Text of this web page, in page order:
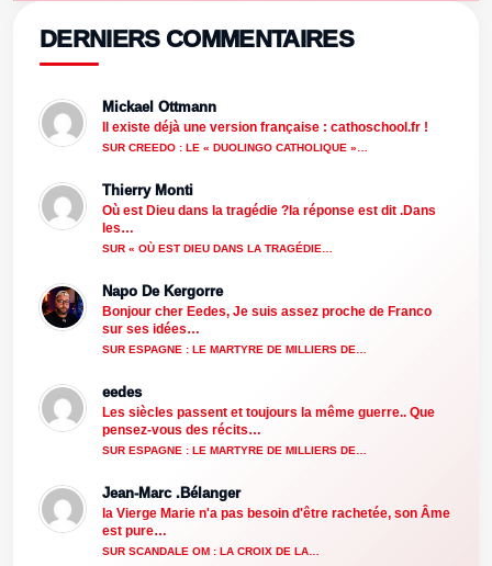
DERNIERS COMMENTAIRES
Mickael Ottmann
Il existe déjà une version française : cathoschool.fr !
SUR CREEDO : LE « DUOLINGO CATHOLIQUE »…
Thierry Monti
Où est Dieu dans la tragédie ?la réponse est dit .Dans
les…
SUR « OÙ EST DIEU DANS LA TRAGÉDIE…
Napo De Kergorre
Bonjour cher Eedes, Je suis assez proche de Franco
sur ses idées…
SUR ESPAGNE : LE MARTYRE DE MILLIERS DE…
eedes
Les siècles passent et toujours la même guerre.. Que
pensez-vous des récits…
SUR ESPAGNE : LE MARTYRE DE MILLIERS DE…
Jean-Marc .Bélanger
la Vierge Marie n'a pas besoin d'être rachetée, son Âme
est pure…
SUR SCANDALE OM : LA CROIX DE LA…